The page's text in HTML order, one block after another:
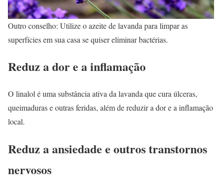
Outro conselho: Utilize o azeite de lavanda para limpar as
superfícies em sua casa se quiser eliminar bactérias.
Reduz a dor e a inflamação
O linalol é uma substância ativa da lavanda que cura úlceras,
queimaduras e outras feridas, além de reduzir a dor e a inflamação
local.
Reduz a ansiedade e outros transtornos
nervosos